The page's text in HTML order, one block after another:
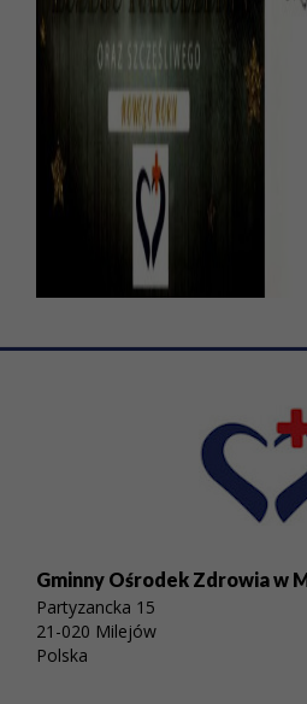
Gminny Ośrodek Zdrowia w
Partyzancka 15
21-020 Milejów
Polska